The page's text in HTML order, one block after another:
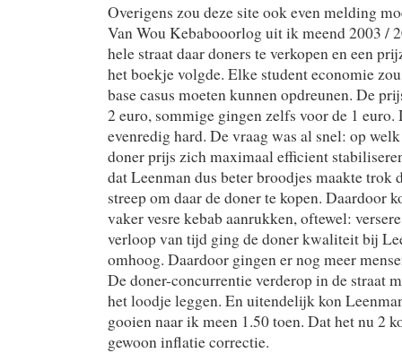
Overigens zou deze site ook even melding
Van Wou Kebabooorlog uit ik meend 2003 /
hele straat daar doners te verkopen en een
het boekje volgde. Elke student economie
base casus moeten kunnen opdreunen. De
2 euro, sommige gingen zelfs voor de 1
evenredig hard. De vraag was al snel: op
doner prijs zich maximaal efficient
dat Leenman dus beter broodjes maakte trok
streep om daar de doner te kopen. Daardoor
vaker vesre kebab aanrukken, oftewel:
verloop van tijd ging de doner kwaliteit bij
omhoog. Daardoor gingen er nog meer
De doner-concurrentie verderop in de straat
het loodje leggen. En uitendelijk kon
gooien naar ik meen 1.50 toen. Dat het nu 2
gewoon inflatie correctie.